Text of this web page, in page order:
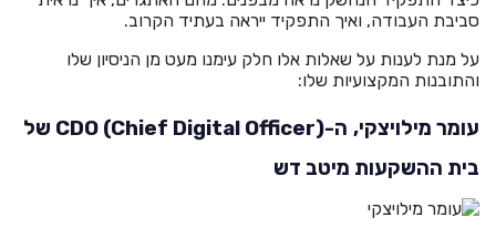
He
English
عربيه בואו נדבר
סביבת העבודה, ואיך התפקיד ייראה בעתיד הקרוב.
על מנת לענות על שאלות אלו חלק עימנו מעט מן הניסיון שלו
והתובנות המקצועיות שלו:
עומר מילויצקי,
ה-(CDO (Chief Digital Officer של
בית ההשקעות מיטב דש